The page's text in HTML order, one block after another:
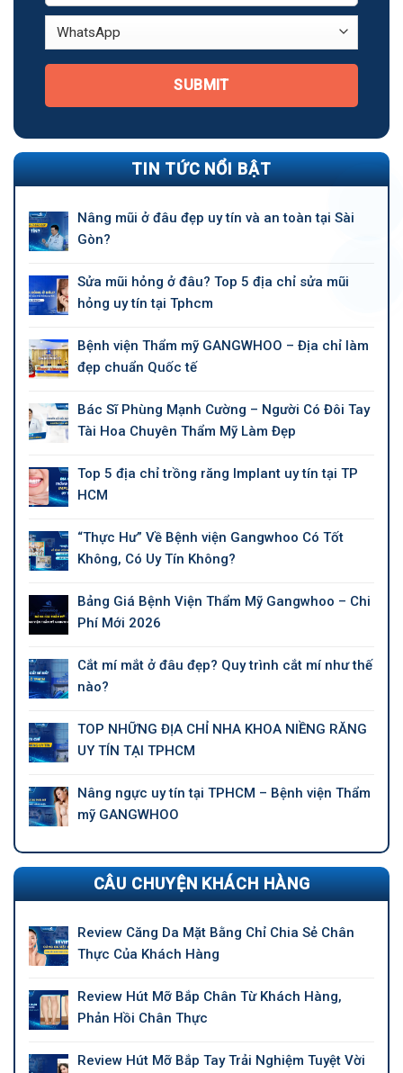
SUBMIT
TIN TỨC NỔI BẬT
Nâng mũi ở đâu đẹp uy tín và an toàn tại Sài
Gòn?
Sửa mũi hỏng ở đâu? Top 5 địa chỉ sửa mũi
hỏng uy tín tại Tphcm
Bệnh viện Thẩm mỹ GANGWHOO – Địa chỉ làm
đẹp chuẩn Quốc tế
Bác Sĩ Phùng Mạnh Cường – Người Có Đôi Tay
Tài Hoa Chuyên Thẩm Mỹ Làm Đẹp
Top 5 địa chỉ trồng răng Implant uy tín tại TP
HCM
“Thực Hư” Về Bệnh viện Gangwhoo Có Tốt
Không, Có Uy Tín Không?
Bảng Giá Bệnh Viện Thẩm Mỹ Gangwhoo – Chi
Phí Mới 2026
Cắt mí mắt ở đâu đẹp? Quy trình cắt mí như thế
nào?
TOP NHỮNG ĐỊA CHỈ NHA KHOA NIỀNG RĂNG
UY TÍN TẠI TPHCM
Nâng ngực uy tín tại TPHCM – Bệnh viện Thẩm
mỹ GANGWHOO
CÂU CHUYỆN KHÁCH HÀNG
Review Căng Da Mặt Bằng Chỉ Chia Sẻ Chân
Thực Của Khách Hàng
Review Hút Mỡ Bắp Chân Từ Khách Hàng,
Phản Hồi Chân Thực
Review Hút Mỡ Bắp Tay Trải Nghiệm Tuyệt Vời